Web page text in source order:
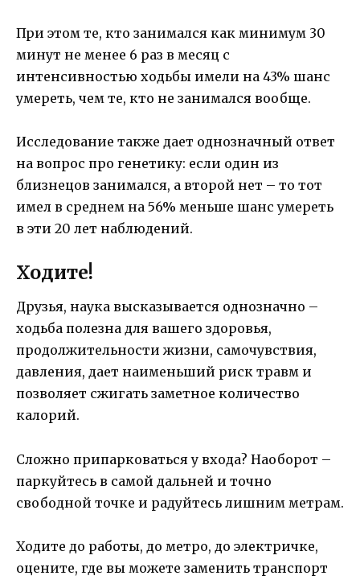
При этом те, кто занимался как минимум 30
минут не менее 6 раз в месяц с
интенсивностью ходьбы имели на 43% шанс
умереть, чем те, кто не занимался вообще.
Исследование также дает однозначный ответ
на вопрос про генетику: если один из
близнецов занимался, а второй нет – то тот
имел в среднем на 56% меньше шанс умереть
в эти 20 лет наблюдений.
Ходите!
Друзья, наука высказывается однозначно –
ходьба полезна для вашего здоровья,
продолжительности жизни, самочувствия,
давления, дает наименьший риск травм и
позволяет сжигать заметное количество
калорий.
Сложно припарковаться у входа? Наоборот –
паркуйтесь в самой дальней и точно
свободной точке и радуйтесь лишним метрам.
Ходите до работы, до метро, до электричке,
оцените, где вы можете заменить транспорт